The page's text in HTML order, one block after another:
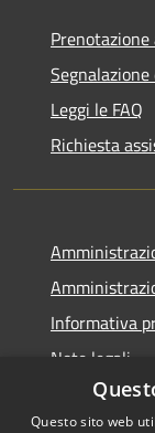
Leggi le FAQ
Richiesta
Informativa
Note legali
Questo sito web